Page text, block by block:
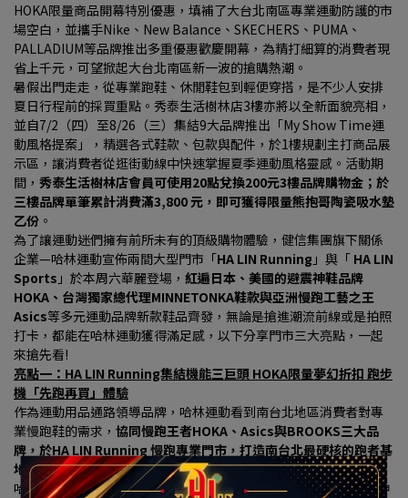
HOKA限量商品開幕特別優惠，填補了大台北南區專業運動防護的市
場空白，並攜手Nike、New Balance、SKECHERS、PUMA、
PALLADIUM等品牌推出多重優惠歡慶開幕，為精打細算的消費者現
省上千元，可望掀起大台北南區新一波的搶購熱潮。
暑假出門走走，從專業跑鞋、休閒鞋包到輕便穿搭，是不少人安排
夏日行程前的採買重點。秀泰生活樹林店3樓亦將以全新面貌亮相，
並自7/2（四）至8/26（三）集結9大品牌推出「My Show Time運
動風格提案」，精選各式鞋款、包款與配件，於1樓規劃主打商品展
示區，讓消費者從逛街動線中快速掌握夏季運動風格靈感。活動期
間， 秀泰生活樹林店會員可使用20點兌換200元3樓品牌購物金；於
三樓品牌單筆累計消費滿3,800 元，即可獲得限量熊抱哥陶瓷吸水墊
乙份 。
為了讓運動迷們擁有前所未有的頂級購物體驗，健信集團旗下關係
企業—哈林運動宣佈兩間大型門市「HA LIN Running 」與「 HA LIN
Sports 」於本周六華麗登場， 紅遍日本、美國的避震神鞋品牌
HOKA、台灣獨家總代理MINNETONKA鞋款與亞洲慢跑工藝之王
Asics等多元運動品牌新款鞋品齊發，無論是搶進潮流前線或是拍照
打卡，都能在哈林運動獲得滿足感，以下分享門市三大亮點，一起
來搶先看!
亮點一：HA LIN Running集結機能三巨頭 HOKA限量夢幻折扣 跑步
機「先跑再買」體驗
作為運動用品通路領導品牌，哈林運動看到南台北地區消費者對專
業慢跑鞋的需求， 協同慢跑王者HOKA、Asics與BROOKS三大品
牌，於HA LIN Running 慢跑專業門市，打造南台北最硬核的跑者基
地。
哈林運動表示，此次於HA LIN Running專區中，慢跑界當紅避震神